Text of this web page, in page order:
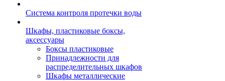
Система контроля протечки воды
Шкафы, пластиковые боксы,
аксессуары
Боксы пластиковые
Принадлежности для
распределительных шкафов
Шкафы металлические